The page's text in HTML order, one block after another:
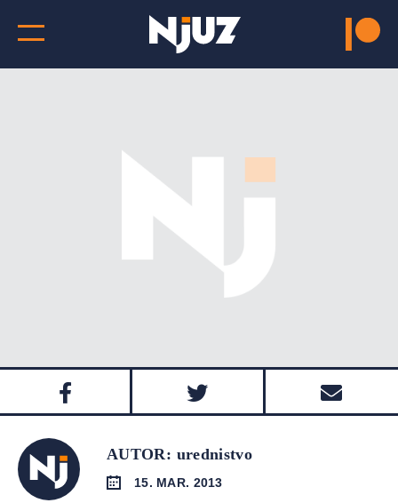
AUTOR: urednistvo
15. MAR. 2013